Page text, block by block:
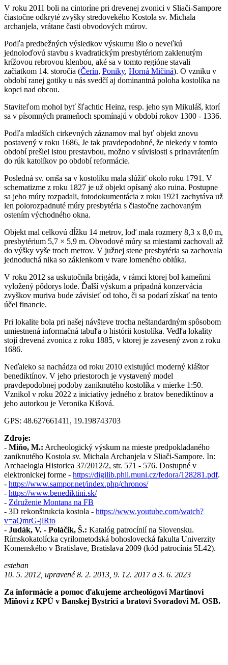
V roku 2011 boli na cintoríne pri drevenej zvonici v Sliači-Sampore
čiastočne odkryté zvyšky stredovekého Kostola sv. Michala
archanjela, vrátane časti obvodových múrov.
Podľa predbežných výsledkov výskumu išlo o neveľkú
jednoloďovú stavbu s kvadratickým presbytériom zaklenutým
krížovou rebrovou klenbou, aké sa v tomto regióne stavali
začiatkom 14. storočia (Čerín, Poniky, Horná Mičiná). O vzniku v
období ranej gotiky u nás svedčí aj dominantná poloha kostolíka na
kopci nad obcou.
Staviteľom mohol byť šľachtic Heinz, resp. jeho syn Mikuláš, ktorí
sa v písomných prameňoch spomínajú v období rokov 1300 - 1336.
Podľa mladších cirkevných záznamov mal byť objekt znovu
postavený v roku 1686, Je tak pravdepodobné, že niekedy v tomto
období prešiel istou prestavbou, možno v súvislosti s prinavrátením
do rúk katolíkov po období reformácie.
Posledná sv. omša sa v kostolíku mala slúžiť okolo roku 1791. V
schematizme z roku 1827 je už objekt opísaný ako ruina. Postupne
sa jeho múry rozpadali, fotodokumentácia z roku 1921 zachytáva už
len polorozpadnuté múry presbytéria s čiastočne zachovaným
ostením východného okna.
Objekt mal celkovú dĺžku 14 metrov, loď mala rozmery 8,3 x 8,0 m,
presbytérium 5,7 × 5,9 m. Obvodové múry sa miestami zachovali až
do výšky vyše troch metrov. V južnej stene presbytéria sa zachovala
jednoduchá nika so záklenkom v tvare lomeného oblúka.
V roku 2012 sa uskutočnila brigáda, v rámci ktorej bol kameňmi
vyložený pôdorys lode. Ďalší výskum a prípadná konzervácia
zvyškov muriva bude závisieť od toho, či sa podarí získať na tento
účel financie.
Pri lokalite bola pri našej návšteve trocha neštandardným spôsobom
umiestnená informačná tabuľa o histórii kostolíka. Vedľa lokality
stojí drevená zvonica z roku 1885, v ktorej je zavesený zvon z roku
1686.
Neďaleko sa nachádza od roku 2010 existujúci moderný kláštor
benediktínov. V jeho priestoroch je vystavený model
pravdepodobnej podoby zaniknutého kostolíka v mierke 1:50.
Vznikol v roku 2022 z iniciatívy jedného z bratov benediktínov a
jeho autorkou je Veronika Kišová.
GPS: 48.627661411, 19.198743703
Zdroje:
- Miňo, M.: Archeologický výskum na mieste predpokladaného
zaniknutého Kostola sv. Michala Archanjela v Sliači-Sampore. In:
Archaelogia Historica 37/2012/2, str. 571 - 576. Dostupné v
elektronickej forme - https://digilib.phil.muni.cz/fedora/128281.pdf.
- https://www.sampor.net/index.php/chronos/
- https://www.benediktini.sk/
- Združenie Montana na FB
- 3D rekonštrukcia kostola - https://www.youtube.com/watch?
v=aQmrG-jlRto
- Judák, V. - Poláčik, Š.: Katalóg patrocínií na Slovensku.
Rímskokatolícka cyrilometodská bohoslovecká fakulta Univerzity
Komenského v Bratislave, Bratislava 2009 (kód patrocínia 5L42).
esteban
10. 5. 2012, upravené 8. 2. 2013, 9. 12. 2017 a 3. 6. 2023
Za informácie a pomoc ďakujeme archeológovi Martinovi
Miňovi z KPÚ v Banskej Bystrici a bratovi Svoradovi M. OSB.